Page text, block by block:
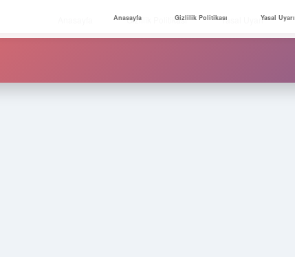
Gizlilik Politikası Yasal Uyarı
Anasayfa Gizlilik Politikası Yasal Uyarı